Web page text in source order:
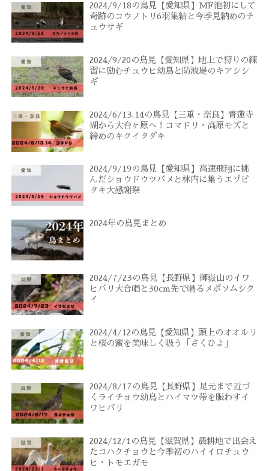
2024/9/18の鳥見【愛知県】MF池初にして
奇跡のコウノトリ6羽集結と今季見納めのチ
ュウサギ
2024/9/20の鳥見【愛知県】地上で狩りの練
習に励むチュウヒ幼鳥と防波堤のキアシシ
ギ
2024/6/13,14の鳥見【三重・奈良】青蓮寺
湖から大台ヶ原へ！コマドリ・高原モズと
締めのキクイタダキ
2024/9/19の鳥見【愛知県】高速飛翔に挑
んだショウドウツバメと林内に集うエゾビ
タキ大感謝祭
2024年の鳥見まとめ
2024/7/23の鳥見【長野県】御嶽山のイワ
ヒバリ大合唱と30cm先で囀るメボソムシク
イ
2024/4/12の鳥見【愛知県】頭上のオオルリ
と桜の蜜を美味しく吸う「さくひよ」
2024/8/17の鳥見【長野県】足元まで近づ
くライチョウ幼鳥とハイマツ帯を賑わすイ
ワヒバリ
2024/12/1の鳥見【滋賀県】農耕地で出会え
たコハクチョウと今季初のハイイロチュウ
ヒ・トモエガモ